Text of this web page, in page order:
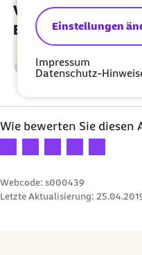
Einstellungen
Impressum
Datenschutz-
Kategorie
Gesundheit
Wie bewerten Sie diesen
Ihre Bewertung: 1 Stern
Ihre Bewertung: 2 Sterne
Ihre Bewertung: 3
Ihre Ihre
Webcode: s000439
Letzte Aktualisierung: